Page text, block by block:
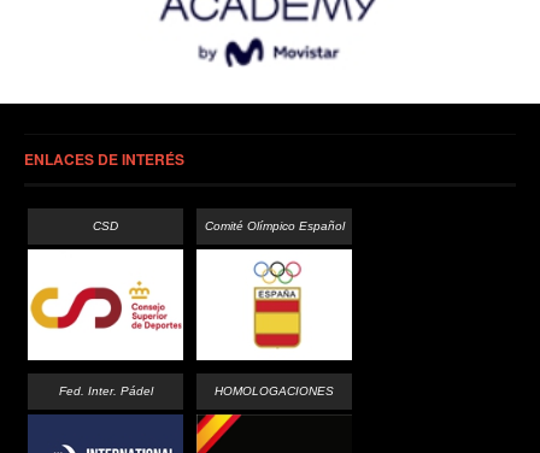
ENLACES DE INTERÉS
CSD Comité Olímpico Español
Fed. Inter. Pádel HOMOLOGACIONES